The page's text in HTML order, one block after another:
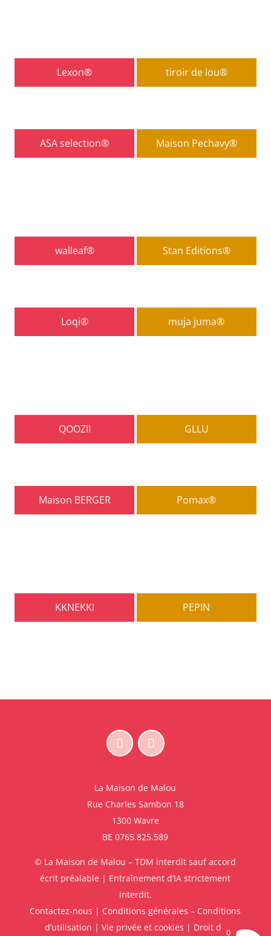
Lexon® tiroir de lou®
ASA selection® Maison Pechavy®
walleaf® Stan Editions®
Loqi® muja juma®
QOOZII GLLU
Maison BERGER Pomax®
KKNEKKI PEPIN
La Maison de Malou
Rue Charles Sambon 18
1300 Wavre
BE 0765.825.589
© La Maison de Malou – TDM interdit sauf accord
écrit préalable | Entraînement d’IA strictement
interdit.
Contactez-nous | Conditions générales – Conditions
d’utilisation | Vie privée et cookies | Droit de 0